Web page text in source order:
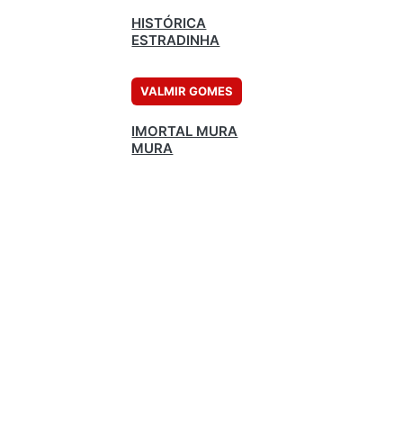
HISTÓRICA
ESTRADINHA
VALMIR GOMES
IMORTAL MURA
MURA